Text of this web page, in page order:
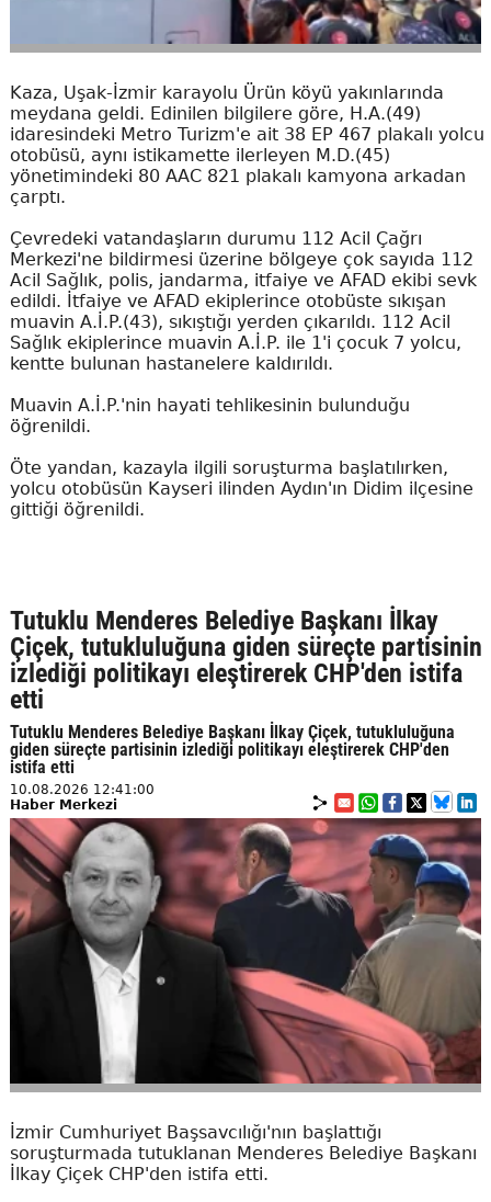
Kaza, Uşak-İzmir karayolu Ürün köyü yakınlarında
meydana geldi. Edinilen bilgilere göre, H.A.(49)
idaresindeki Metro Turizm'e ait 38 EP 467 plakalı yolcu
otobüsü, aynı istikamette ilerleyen M.D.(45)
yönetimindeki 80 AAC 821 plakalı kamyona arkadan
çarptı.
Çevredeki vatandaşların durumu 112 Acil Çağrı
Merkezi'ne bildirmesi üzerine bölgeye çok sayıda 112
Acil Sağlık, polis, jandarma, itfaiye ve AFAD ekibi sevk
edildi. İtfaiye ve AFAD ekiplerince otobüste sıkışan
muavin A.İ.P.(43), sıkıştığı yerden çıkarıldı. 112 Acil
Sağlık ekiplerince muavin A.İ.P. ile 1'i çocuk 7 yolcu,
kentte bulunan hastanelere kaldırıldı.
Muavin A.İ.P.'nin hayati tehlikesinin bulunduğu
öğrenildi.
Öte yandan, kazayla ilgili soruşturma başlatılırken,
yolcu otobüsün Kayseri ilinden Aydın'ın Didim ilçesine
gittiği öğrenildi.
Tutuklu Menderes Belediye Başkanı İlkay
Çiçek, tutukluluğuna giden süreçte partisinin
izlediği politikayı eleştirerek CHP'den istifa
etti
Tutuklu Menderes Belediye Başkanı İlkay Çiçek, tutukluluğuna
giden süreçte partisinin izlediği politikayı eleştirerek CHP'den
istifa etti
10.08.2026 12:41:00
Haber Merkezi
İzmir Cumhuriyet Başsavcılığı'nın başlattığı
soruşturmada tutuklanan Menderes Belediye Başkanı
İlkay Çiçek CHP'den istifa etti.